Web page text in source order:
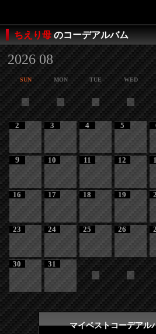
ちえり母 のコーデアルバム
2026 08
SUN MON TUE WED
2 3 4 5
9 10 11 12
16 17 18 19
23 24 25 26
30 31
マイベストコーデアル